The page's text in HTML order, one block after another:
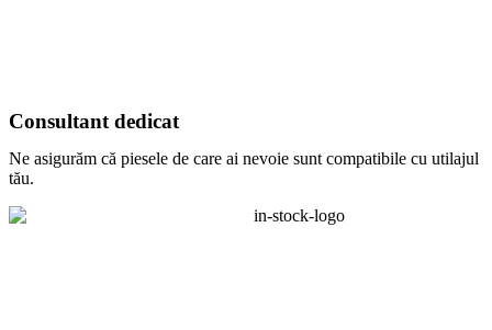
Consultant dedicat
Ne asigurăm că piesele de care ai nevoie sunt compatibile cu utilajul
tău.